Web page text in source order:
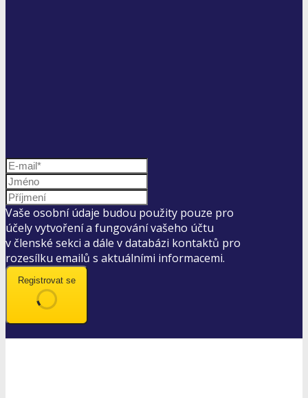
Vaše osobní údaje budou použity pouze pro
účely vytvoření a fungování vašeho účtu
v členské sekci a dále v databázi kontaktů pro
rozesílku emailů s aktuálními informacemi.
Registrovat se